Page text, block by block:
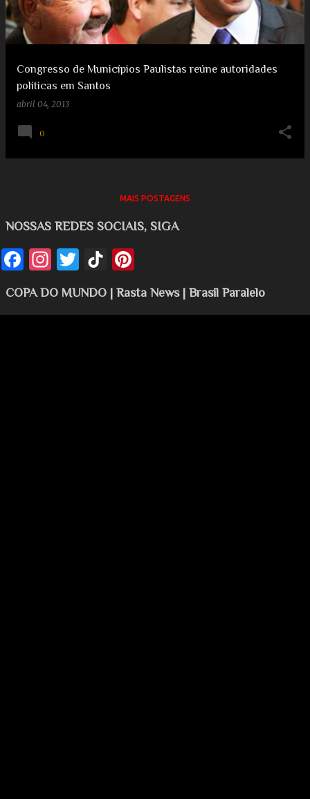
e
n
e
s
e
Congresso de Municípios Paulistas reúne autoridades
políticas em Santos
abril 04, 2013
0
MAIS POSTAGENS
NOSSAS REDES SOCIAIS, SIGA
COPA DO MUNDO | Rasta News | Brasil Paralelo